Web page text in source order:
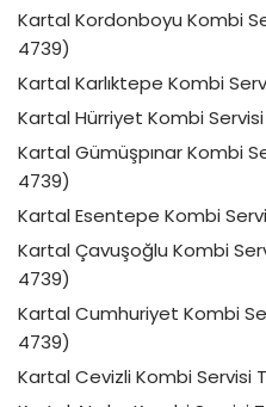
Kartal Kordonboyu Kombi
4739)
Kartal Karlıktepe Kombi
Kartal Hürriyet Kombi
Kartal Gümüşpınar Kombi
4739)
Kartal Esentepe Kombi
Kartal Çavuşoğlu Kombi
4739)
Kartal Cumhuriyet Kombi
4739)
Kartal Cevizli Kombi Servisi